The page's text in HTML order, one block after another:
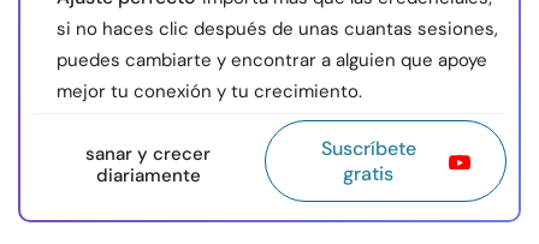
si no haces clic después de unas cuantas sesiones,
puedes cambiarte y encontrar a alguien que apoye
mejor tu conexión y tu crecimiento.
sanar y crecer
diariamente
Suscríbete
gratis